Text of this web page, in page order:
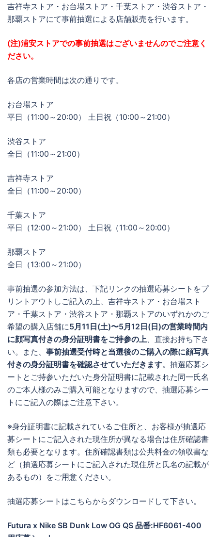
吉祥寺ストア・お台場ストア・千葉ストア・渋谷ストア・
那覇ストアにて事前抽選による店舗販売を行います。
(注)浦安ストアでの事前抽選はございませんのでご注意く
ださい。
各店の営業時間は次の通りです。
お台場ストア
平日（11:00～20:00） 土日祝（10:00～21:00）
渋谷ストア
全日（11:00～21:00）
吉祥寺ストア
全日（11:00～20:00）
千葉ストア
平日（12:00～21:00） 土日祝（11:00～20:00）
那覇ストア
全日（13:00～21:00）
事前抽選の参加方法は、下記リンクの抽選応募シートをプ
リントアウトしご記入の上、吉祥寺ストア・お台場スト
ア・千葉ストア・渋谷ストア・那覇ストアのいずれかのご
希望の購入店舗に5月11日(土)〜5月12日(日)の営業時間内
に顔写真付きの身分証明書をご持参の上 、直接お持ち下さ
い。また、 事前抽選受付時と当選後のご購入の際に顔写真
付きの身分証明書を確認させていただきます。抽選応募シ
ートとご持参いただいた身分証明書に記載された同一氏名
のご本人様のみご購入可能となりますので、抽選応募シー
トにご記入の際はご注意下さい。
※身分証明書に記載されているご住所と、お客様が抽選応
募シートにご記入された現住所が異なる場合は住所確認書
類も必要となります。住所確認書類は公共料金の領収書な
ど（抽選応募シートにご記入された現住所と氏名の記載が
あるもの）をご用意ください。
抽選応募シートはこちらからダウンロードして下さい。
Futura x Nike SB Dunk Low OG QS 品番:HF6061-400